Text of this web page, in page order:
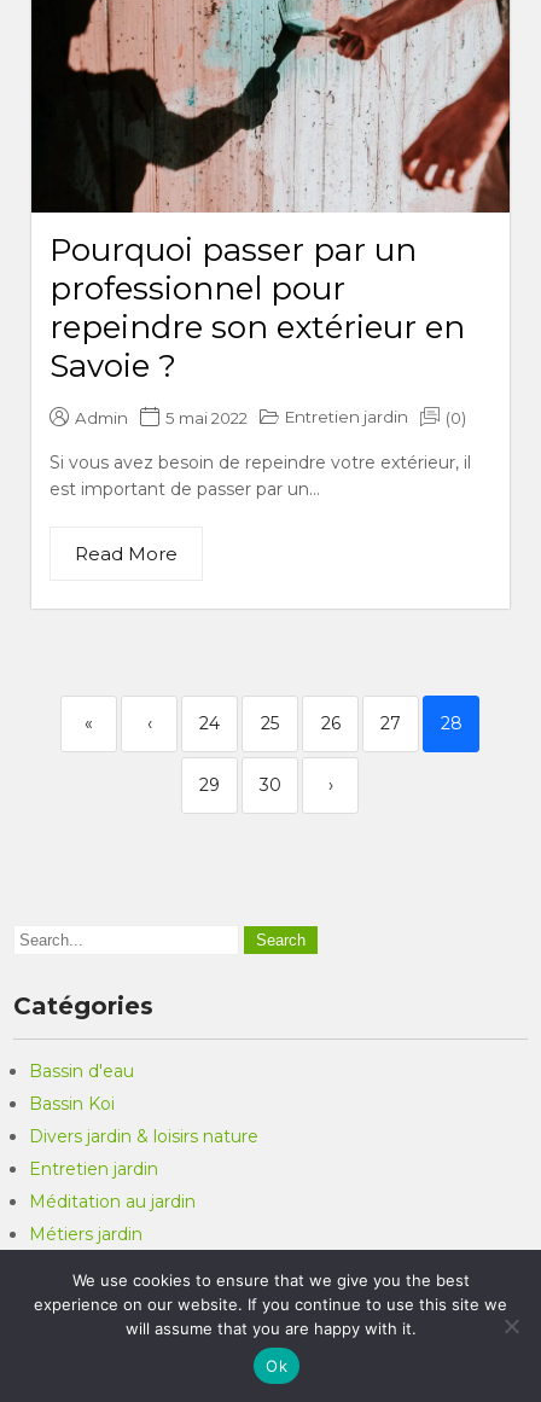
Pourquoi passer par un
professionnel pour
repeindre son extérieur en
Savoie ?
Admin 5 mai 2022 Entretien jardin (0)
Si vous avez besoin de repeindre votre extérieur, il
est important de passer par un...
Read More
« ‹ 24 25 26 27 28
29 30 ›
Catégories
Bassin d'eau
Bassin Koi
Divers jardin & loisirs nature
Entretien jardin
Méditation au jardin
Métiers jardin
Poissons
We use cookies to ensure that we give you the best
experience on our website. If you continue to use this site we
will assume that you are happy with it.
Ok